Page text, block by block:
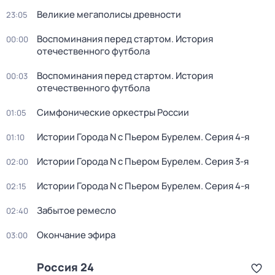
23:05 Великие мегаполисы древности
00:00
Воспоминания перед стартом. История
отечественного футбола
00:03
Воспоминания перед стартом. История
отечественного футбола
01:05 Симфонические оркестры России
01:10 Истории Города N с Пьером Бурелем. Серия 4-я
02:00 Истории Города N с Пьером Бурелем. Серия 3-я
02:15 Истории Города N с Пьером Бурелем. Серия 4-я
02:40 Забытое ремесло
03:00 Окончание эфира
Россия 24